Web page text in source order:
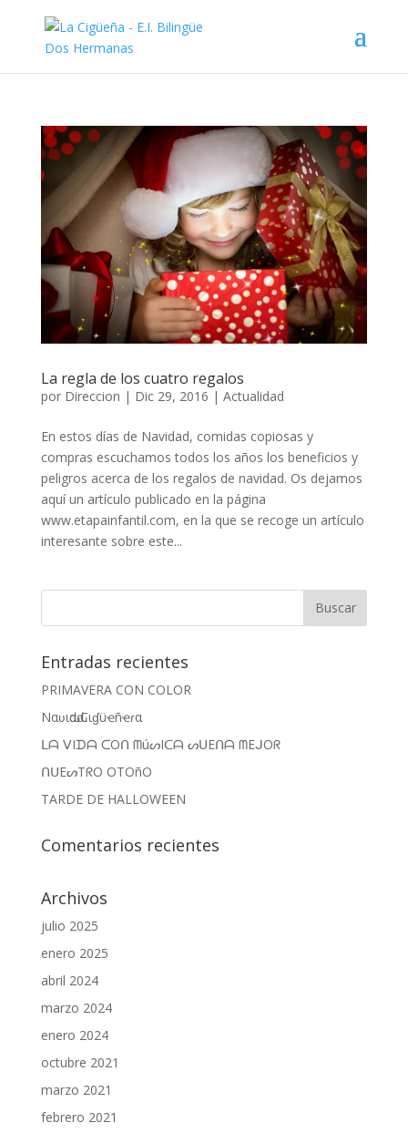
La regla de los cuatro regalos
por Direccion | Dic 29, 2016 | Actualidad
En estos días de Navidad, comidas copiosas y
compras escuchamos todos los años los beneficios y
peligros acerca de los regalos de navidad. Os dejamos
aquí un artículo publicado en la página
www.etapainfantil.com, en la que se recoge un artículo
interesante sobre este...
Entradas recientes
PRIMAVERA CON COLOR
Nαʋιԃαԃ Cιɠüҽñҽɾα
ᒪᗩ ᐯIᗪᗩ ᑕOᑎ ᗰúᔕIᑕᗩ ᔕᑌEᑎᗩ ᗰEᒍOᖇ
ᑎᑌEᔕTᖇO OTOñO
TARDE DE HALLOWEEN
Comentarios recientes
Archivos
julio 2025
enero 2025
abril 2024
marzo 2024
enero 2024
octubre 2021
marzo 2021
febrero 2021